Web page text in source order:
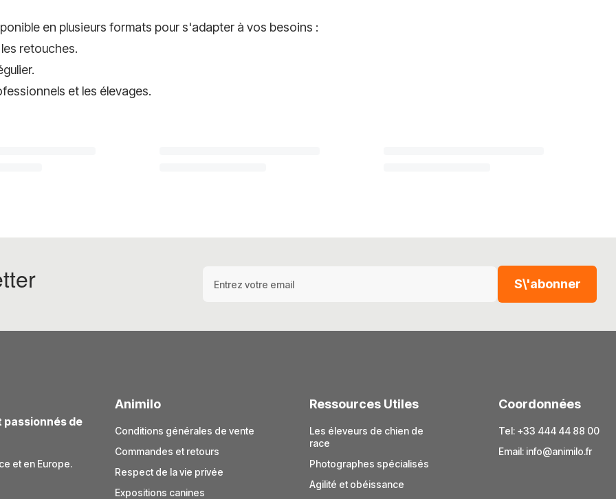
en plusieurs formats pour s'adapter à vos besoins :
retouches.
et les élevages.
S\'abonner
passionnés de
et en Europe.
Animilo
Conditions générales de vente
Commandes et retours
Respect de la vie privée
Expositions canines
Ressources Utiles
Les éleveurs de chien de
race
Photographes spécialisés
Agilité et obéissance
Coordonnées
Tel: +33 444 44 88 00
Email: info@animilo.fr